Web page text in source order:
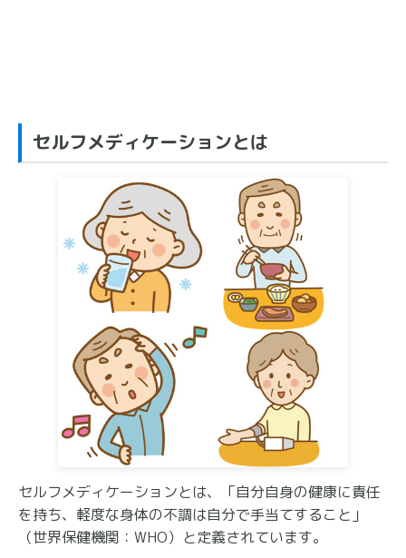
セルフメディケーションとは
セルフメディケーションとは、「自分自身の健康に責任
を持ち、軽度な身体の不調は自分で手当てすること」
（世界保健機関：WHO）と定義されています。